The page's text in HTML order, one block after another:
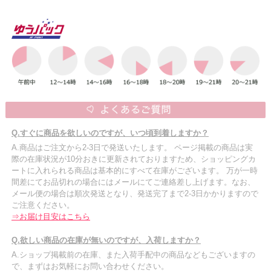
Q.すぐに商品を欲しいのですが、いつ頃到着しますか？
A.商品はご注文から2-3日で発送いたします。 ページ掲載の商品は実
際の在庫状況が10分おきに更新されておりますため、ショッピングカ
ートに入れられる商品は基本的にすべて在庫がございます。 万が一時
間差にてお品切れの場合にはメールにてご連絡差し上げます。なお、
メール便の場合は順次発送となり、発送完了まで2-3日かかりますので
ご注意ください。
⇒お届け目安はこちら
Q.欲しい商品の在庫が無いのですが、入荷しますか？
A.ショップ掲載前の在庫、また入荷手配中の商品などもございますの
で、まずはお気軽にお問い合わせください。